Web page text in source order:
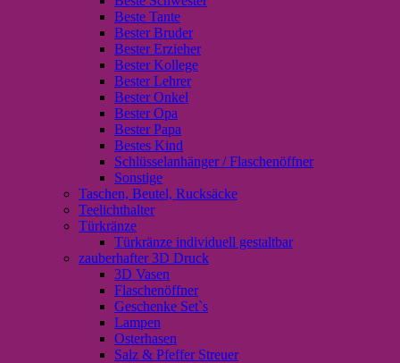
Beste Tante
Bester Bruder
Bester Erzieher
Bester Kollege
Bester Lehrer
Bester Onkel
Bester Opa
Bester Papa
Bestes Kind
Schlüsselanhänger / Flaschenöffner
Sonstige
Taschen, Beutel, Rucksäcke
Teelichthalter
Türkränze
Türkränze individuell gestaltbar
zauberhafter 3D Druck
3D Vasen
Flaschenöffner
Geschenke Set`s
Lampen
Osterhasen
Salz & Pfeffer Streuer